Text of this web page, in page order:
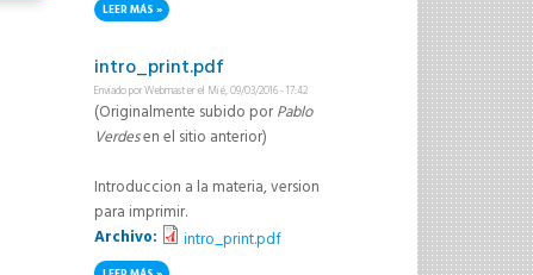
LEER MÁS SOBRE CARDINALIDAD_PRINT.PDF
intro_print.pdf
Enviado porWebmasterel Mié, 09/03/2016 - 17:42
(Originalmente subido porPablo
Verdesen el sitio anterior)
Introduccion a la materia, version
para imprimir.
Archivo:
intro_print.pdf